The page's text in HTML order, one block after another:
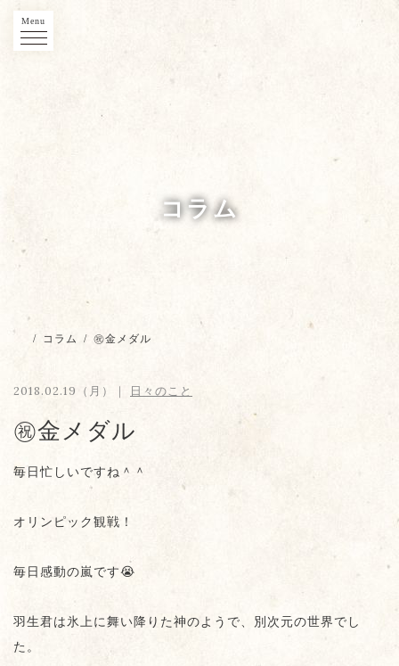
Menu
コラム
/ コラム / ㊗️金メダル
2018.02.19（月）｜ 日々のこと
㊗️金メダル
毎日忙しいですね＾＾
オリンピック観戦！
毎日感動の嵐です😭
羽生君は氷上に舞い降りた神のようで、別次元の世界でし
た。